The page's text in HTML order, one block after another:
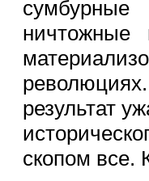
ничтожные
результат
скопом все.